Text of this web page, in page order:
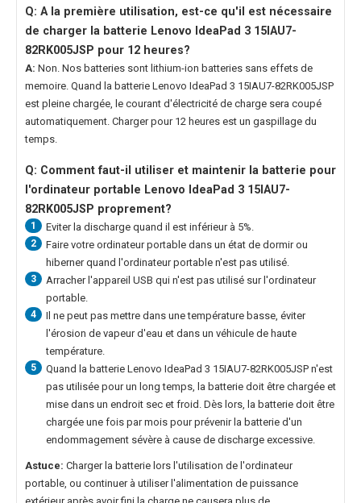
Q: A la première utilisation, est-ce qu'il est nécessaire
de charger la batterie Lenovo IdeaPad 3 15IAU7-
82RK005JSP pour 12 heures?
A: Non. Nos batteries sont lithium-ion batteries sans effets de
memoire. Quand la batterie Lenovo IdeaPad 3 15IAU7-82RK005JSP
est pleine chargée, le courant d'électricité de charge sera coupé
automatiquement. Charger pour 12 heures est un gaspillage du
temps.
Q: Comment faut-il utiliser et maintenir la batterie pour
l'ordinateur portable Lenovo IdeaPad 3 15IAU7-
82RK005JSP proprement?
1 Eviter la discharge quand il est inférieur à 5%.
2
Faire votre ordinateur portable dans un état de dormir ou
hiberner quand l'ordinateur portable n'est pas utilisé.
3
Arracher l'appareil USB qui n'est pas utilisé sur l'ordinateur
portable.
4
Il ne peut pas mettre dans une température basse, éviter
l'érosion de vapeur d'eau et dans un véhicule de haute
température.
5 Quand la batterie Lenovo IdeaPad 3 15IAU7-82RK005JSP n'est
pas utilisée pour un long temps, la batterie doit être chargée et
mise dans un endroit sec et froid. Dès lors, la batterie doit être
chargée une fois par mois pour prévenir la batterie d'un
endommagement sévère à cause de discharge excessive.
Astuce: Charger la batterie lors l'utilisation de l'ordinateur
portable, ou continuer à utiliser l'alimentation de puissance